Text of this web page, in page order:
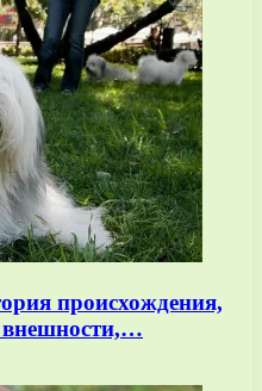
происхождения,
внешности,…